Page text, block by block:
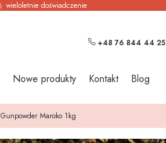
wieloletnie doświadczenie
+48 76 844 44 25
Nowe produkty Kontakt Blog
Gunpowder Maroko 1kg